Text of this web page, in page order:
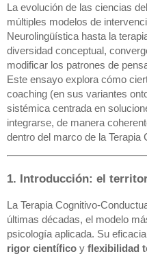
La evolución de las ciencias
múltiples modelos de
Neurolingüística hasta la
diversidad conceptual,
modificar los patrones de
Este ensayo explora cómo
coaching (en sus variantes
sistémica centrada en
integrarse, de manera
dentro del marco de la Terapia
1. Introducción: el
La Terapia Cognitivo-
últimas décadas, el modelo
psicología aplicada. Su
rigor científico y flexibilidad